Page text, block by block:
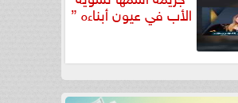
الأب في عيون أبناءه ”